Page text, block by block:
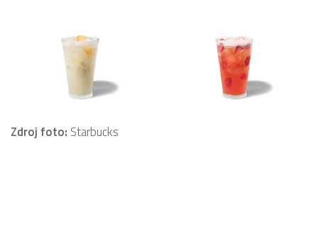
Zdroj foto: Starbucks